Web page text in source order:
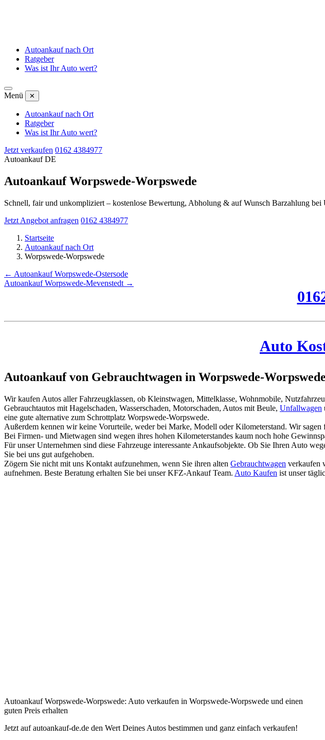
Autoankauf nach Ort
Ratgeber
Was ist Ihr Auto wert?
Menü ✕
Autoankauf nach Ort
Ratgeber
Was ist Ihr Auto wert?
Jetzt verkaufen 0162 4384977
Autoankauf DE
Autoankauf Worpswede-Worpswede
Schnell, fair und unkompliziert – kostenlose Bewertung, Abholung & auf Wunsch Barzahlung bei
Jetzt Angebot anfragen 0162 4384977
Startseite
Autoankauf nach Ort
Worpswede-Worpswede
← Autoankauf Worpswede-Ostersode
Autoankauf Worpswede-Mevenstedt →
Auto
Autoankauf von Gebrauchtwagen in Worpswede-
Wir kaufen Autos aller Fahrzeugklassen, ob Kleinstwagen, Mittelklasse, Wohnmobile,
Gebrauchtautos mit Hagelschaden, Wasserschaden, Motorschaden, Autos mit Beule, Unfallwagen
eine gute alternative zum Schrottplatz Worpswede-Worpswede.
Außerdem kennen wir keine Vorurteile, weder bei Marke, Modell oder Kilometerstand. Wir sagen
Bei Firmen- und Mietwagen sind wegen ihres hohen Kilometerstandes kaum noch hohe
Für unser Unternehmen sind diese Fahrzeuge interessante Ankaufsobjekte. Ob Sie Ihren Auto
Sie bei uns gut aufgehoben.
Zögern Sie nicht mit uns Kontakt aufzunehmen, wenn Sie ihren alten Gebrauchtwagen verkaufen
aufnehmen. Beste Beratung erhalten Sie bei unser KFZ-Ankauf Team. Auto Kaufen ist unser
Autoankauf Worpswede-Worpswede: Auto verkaufen in Worpswede-Worpswede und einen
guten Preis erhalten
Jetzt auf autoankauf-de.de den Wert Deines Autos bestimmen und ganz einfach verkaufen!